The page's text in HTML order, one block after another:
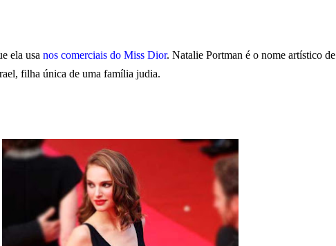
ela usa nos comerciais do Miss Dior. Natalie Portman é o nome artístico de
filha única de uma família judia.